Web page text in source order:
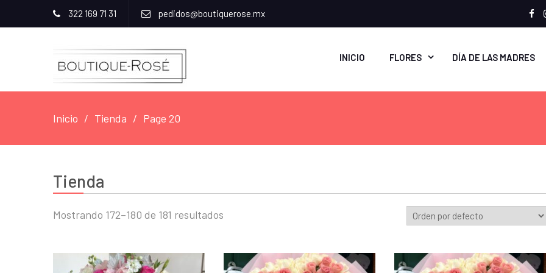
322 169 71 31 pedidos@boutiquerose.mx
INICIO FLORES DÍA DE LAS MADRES
Inicio Tienda Page 20
Tienda
Mostrando 172–180 de 181 resultados